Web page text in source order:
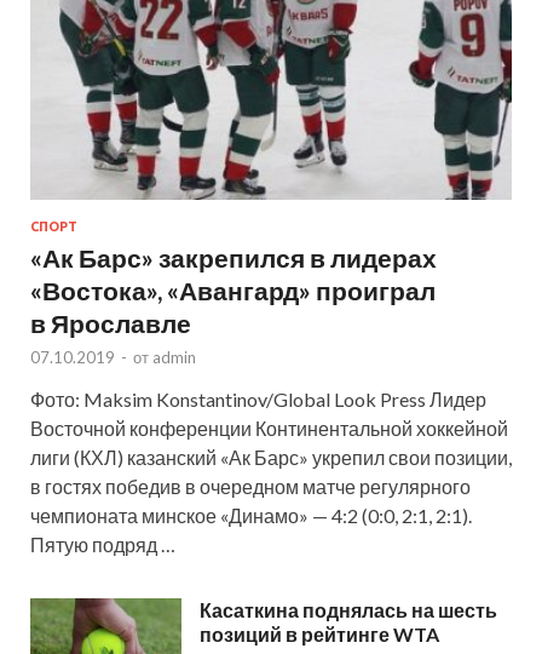
СПОРТ
«Ак Барс» закрепился в лидерах
«Востока», «Авангард» проиграл
в Ярославле
07.10.2019 - от admin
Фото: Maksim Konstantinov/Global Look Press Лидер
Восточной конференции Континентальной хоккейной
лиги (КХЛ) казанский «Ак Барс» укрепил свои позиции,
в гостях победив в очередном матче регулярного
чемпионата минское «Динамо» — 4:2 (0:0, 2:1, 2:1).
Пятую подряд …
Касаткина поднялась на шесть
позиций в рейтинге WTA